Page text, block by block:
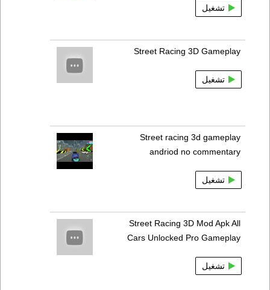
تشغيل
Street Racing 3D Gameplay
تشغيل
Street racing 3d gameplay
andriod no commentary
تشغيل
Street Racing 3D Mod Apk All
Cars Unlocked Pro Gameplay
تشغيل